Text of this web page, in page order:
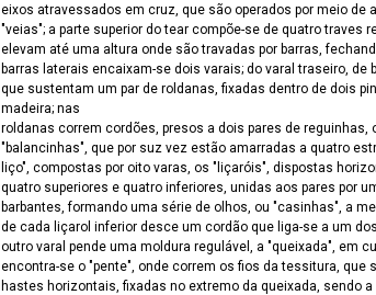
eixos atravessados em cruz, que são operados por meio de
"veias"; a parte superior do tear compõe-se de quatro traves
elevam até uma altura onde são travadas por barras,
barras laterais encaixam-se dois varais; do varal traseiro, de
que sustentam um par de roldanas, fixadas dentro de dois
madeira; nas
roldanas correm cordões, presos a dois pares de reguinhas,
"balancinhas", que por suz vez estão amarradas a quatro
liço", compostas por oito varas, os "liçaróis", dispostas
quatro superiores e quatro inferiores, unidas aos pares por
barbantes, formando uma série de olhos, ou "casinhas", a
de cada liçarol inferior desce um cordão que liga-se a um
outro varal pende uma moldura regulável, a "queixada", em
encontra-se o "pente", onde correm os fios da tessitura, que
hastes horizontais, fixadas no extremo da queixada, sendo a